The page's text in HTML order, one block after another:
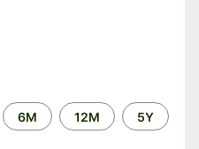
6M 12M 5Y